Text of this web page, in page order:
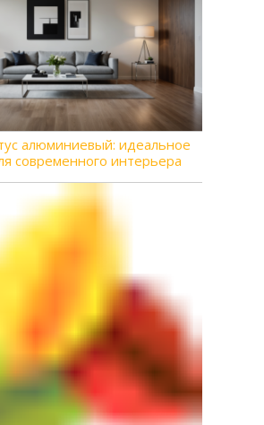
алюминиевый: идеальное
современного интерьера